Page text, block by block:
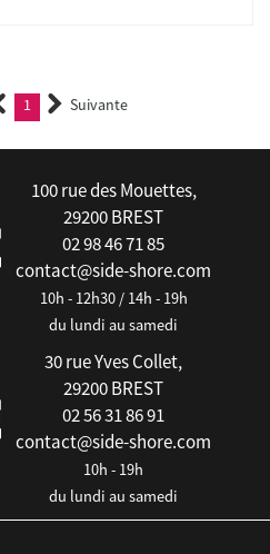
1 (current)Suivante
100 rue des Mouettes,
29200 BREST
02 98 46 71 85
contact@side-shore.com
10h - 12h30 / 14h - 19h
du lundi au samedi
30 rue Yves Collet,
29200 BREST
02 56 31 86 91
contact@side-shore.com
10h - 19h
du lundi au samedi